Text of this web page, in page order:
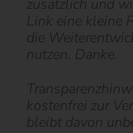
zusätzlich und
Link eine kleine
die
nutzen. Danke.
kostenfrei zur
bleibt davon